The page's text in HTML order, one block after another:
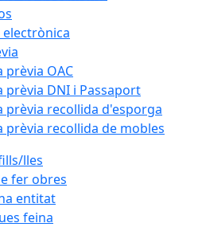
electrònica
prèvia OAC
prèvia DNI i Passaport
prèvia recollida d'esporga
prèvia recollida de mobles
lles
fer obres
entitat
feina